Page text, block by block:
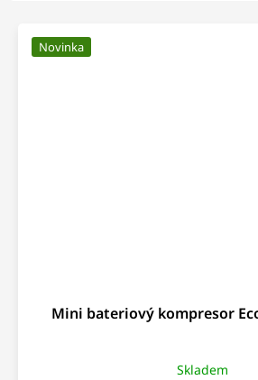
Novinka
Mini bateriový kompresor
Skladem